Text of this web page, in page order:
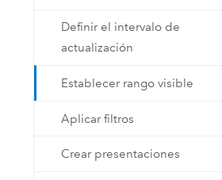
Definir el intervalo de
actualización
Establecer rango visible
Aplicar filtros
Crear presentaciones